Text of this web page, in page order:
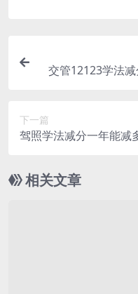
交管12123学法
下一篇
驾照学法减分一年能减
相关文章